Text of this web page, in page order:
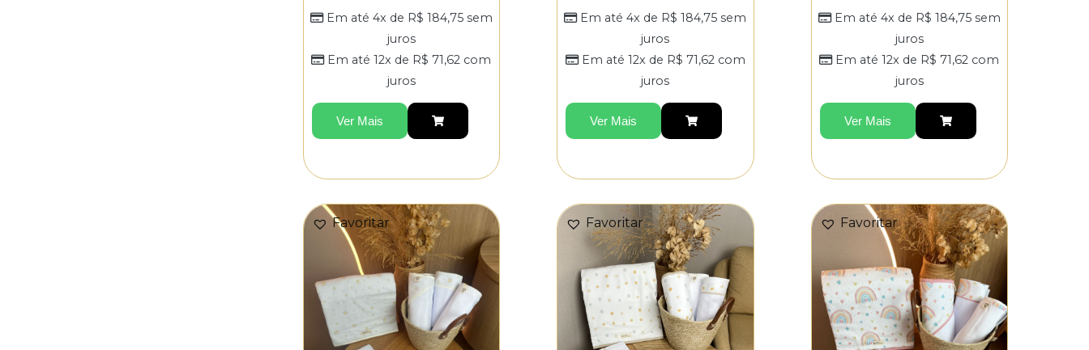
Em até 4x de R$ 184,75sem
juros
Em até 12x de R$ 71,62 com
juros
Ver Mais
Em até 4x de R$ 184,75 sem
juros
Em até 12x de R$ 71,62com
juros
Ver Mais
Em até 4x de R$ 184,75sem
juros
Em até 12x de R$ 71,62 com
juros
Ver Mais
Favoritar Favoritar Favoritar